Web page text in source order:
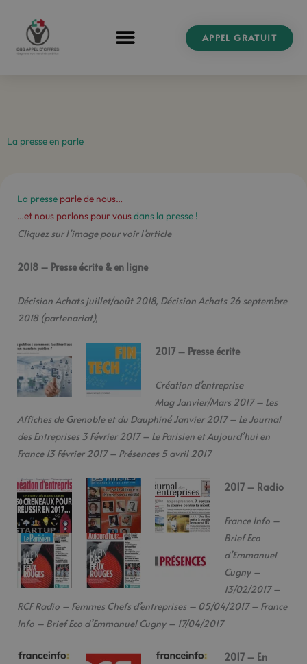
contenu
APPEL GRATUIT
La presse en parle
La presse parle de nous…
…et nous parlons pour vousdans la presse !
Cliquez sur l’image pour voir l’article
2018 – Presse écrite & en ligne
Décision Achats juillet/août 2018, Décision Achats 26 septembre
2018 (partenariat),
2017 – Presse écrite
Création d’entreprise
Mag Janvier/Mars 2017 – Les
Affiches de Grenoble et du Dauphiné Janvier 2017 – Le Journal
des Entreprises 3 Février 2017 – Le Parisien et Aujourd’hui en
France 13 Février 2017 – Présences 5 avril 2017
2017 – Radio
France Info –
Brief Eco
d’Emmanuel
Cugny –
13/02/2017 –
RCF Radio – Femmes Chefs d’entreprises – 05/04/2017 – France
Info – Brief Eco d’Emmanuel Cugny – 17/04/2017
2017 – En